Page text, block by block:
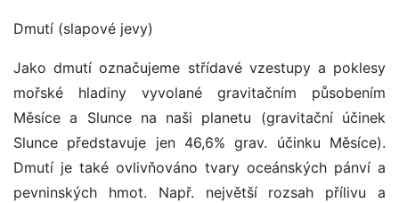
Dmutí (slapové jevy)
Jako dmutí označujeme střídavé vzestupy a poklesy
mořské hladiny vyvolané gravitačním působením
Měsíce a Slunce na naši planetu (gravitační účinek
Slunce představuje jen 46,6% grav. účinku Měsíce).
Dmutí je také ovlivňováno tvary oceánských pánví a
pevninských hmot. Např. největší rozsah přílivu a